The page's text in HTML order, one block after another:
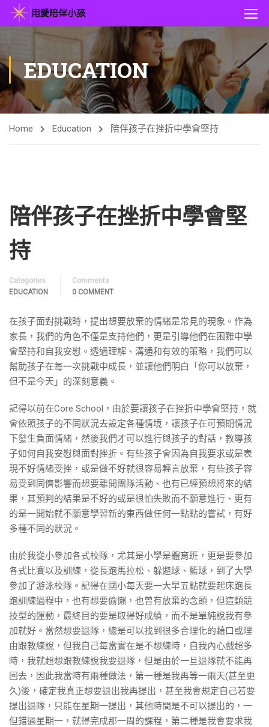
EDUCATION
Home Education 陪伴孩子在挫折中學會堅持
陪伴孩子在挫折中學會堅
持
Categories
EDUCATION
Comments
0 COMMENT
在孩子面對挑戰時，提出想要放棄的情緒是常見的現象。作為
家長，我們的角色不僅是支持他們，更是引導他們在困難中學
會堅持和自我安慰。透過理解、溝通和有效的策略，我們可以
幫助孩子在每一次挑戰中成長，並讓他們明白「你可以放棄，
但不是今天」的深刻意義。
記得以前在Core School，由於要讓孩子在挫折中學會堅持，就
會依照孩子的不同狀況去設定各種情境，讓孩子在可預期情況
下發生負面情緒，然後我們才可以進行與孩子的對話，教導孩
子如何自我安慰與面對挫折。有些孩子會因為自我要求或是表
現不好情緒受挫，或是做不好就很容易輕言放棄，有些孩子容
易受到同儕影響而想要離開團隊活動、也有已經預想將來的結
果，其預判的結果是不好的或是很怕失敗而不願意進行、更有
的是一開始就不願意學習新的東西做任何一點點的嘗試，有好
多種不同的狀況。
由於我從小參加各式校隊，尤其是小學是體育班，更是要參加
各式比賽以及訓練，從長跑馬拉松、躲避球、籃球，到了大學
參加了游泳校隊。記得在國小每天要一大早五點就要起床跑長
跑訓練過程中，也有想要偷懶，也曾有放棄的念頭，但這類競
技型的運動，最終目的要是取得好成績，而不是單純說我有參
加就好。當然想要退隊，總是可以找到很多合理化的藉口或理
由跟教練說，但我自己每當實在是不想練時，自我內心戲超多
時，我就超想跟教練說我要退隊，但是由於一旦退隊就不能再
回去，因此我當時有兩種做法，第一種是我再等一兩天(甚至更
久)後，確定我真正想要退出我再提出，甚至我會規定自己若要
提出退隊，只能在星期一提出，其他時間是不可以提出的，一
但錯過星期一，就得完成那一周的課程，第二種是我會要求我